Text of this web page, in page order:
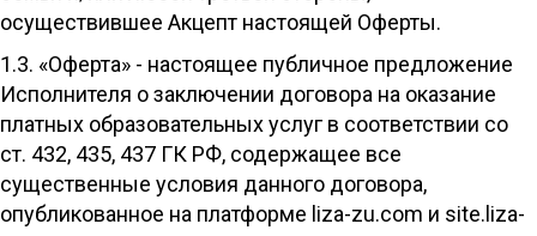
осуществившее Акцепт настоящей Оферты.
1.3. «Оферта» - настоящее публичное предложение
Исполнителя о заключении договора на оказание
платных образовательных услуг в соответствии со
ст. 432, 435, 437 ГК РФ, содержащее все
существенные условия данного договора,
опубликованное на платформе liza-zu.com и site.liza-